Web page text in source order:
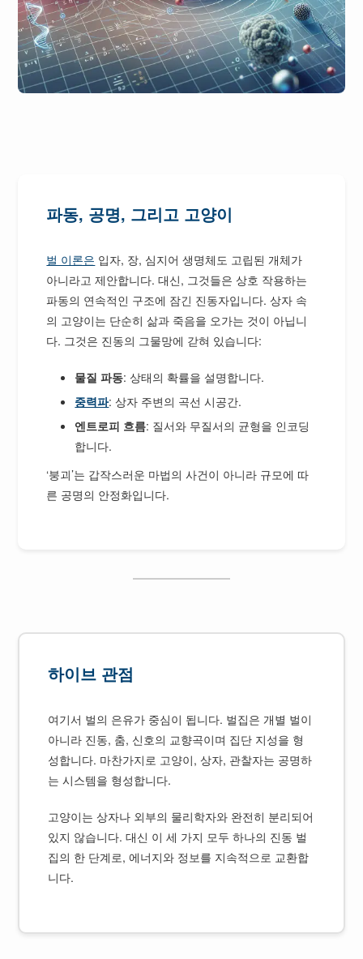
파동, 공명, 그리고 고양이
벌 이론은 입자, 장, 심지어 생명체도 고립된 개체가
아니라고 제안합니다. 대신, 그것들은 상호 작용하는
파동의 연속적인 구조에 잠긴 진동자입니다. 상자 속
의 고양이는 단순히 삶과 죽음을 오가는 것이 아닙니
다. 그것은 진동의 그물망에 갇혀 있습니다:
물질 파동: 상태의 확률을 설명합니다.
중력파: 상자 주변의 곡선 시공간.
엔트로피 흐름: 질서와 무질서의 균형을 인코딩
합니다.
‘붕괴’는 갑작스러운 마법의 사건이 아니라 규모에 따
른 공명의 안정화입니다.
하이브 관점
여기서 벌의 은유가 중심이 됩니다. 벌집은 개별 벌이
아니라 진동, 춤, 신호의 교향곡이며 집단 지성을 형
성합니다. 마찬가지로 고양이, 상자, 관찰자는 공명하
는 시스템을 형성합니다.
고양이는 상자나 외부의 물리학자와 완전히 분리되어
있지 않습니다. 대신 이 세 가지 모두 하나의 진동 벌
집의 한 단계로, 에너지와 정보를 지속적으로 교환합
니다.